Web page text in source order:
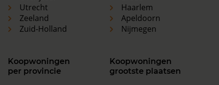
Utrecht
Zeeland
Zuid-Holland
Haarlem
Apeldoorn
Nijmegen
Koopwoningen
per provincie
Koopwoningen
grootste plaatsen